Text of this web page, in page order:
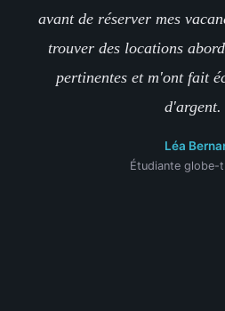
avant de réserver mes
trouver des locations
pertinentes et m'ont fait
d'argent.
Léa
Étudiante globe-